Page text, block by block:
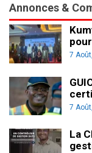
Annonces &
7
7
La